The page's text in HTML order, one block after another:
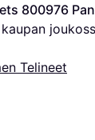
800976
kaupan
Telineet